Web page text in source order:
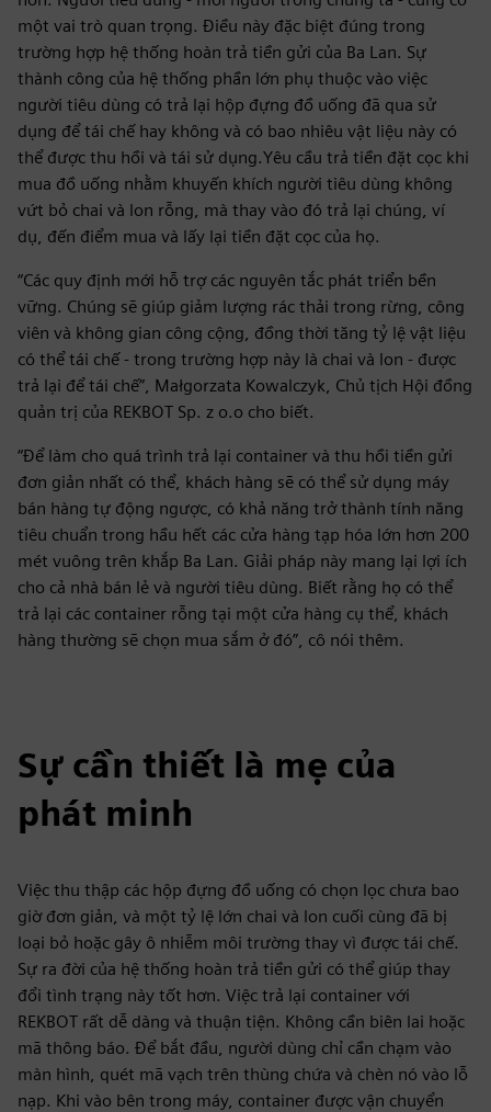
một vai trò quan trọng. Điều này đặc biệt đúng trong
trường hợp hệ thống hoàn trả tiền gửi của Ba Lan. Sự
thành công của hệ thống phần lớn phụ thuộc vào việc
người tiêu dùng có trả lại hộp đựng đồ uống đã qua sử
dụng để tái chế hay không và có bao nhiêu vật liệu này có
thể được thu hồi và tái sử dụng.Yêu cầu trả tiền đặt cọc khi
mua đồ uống nhằm khuyến khích người tiêu dùng không
vứt bỏ chai và lon rỗng, mà thay vào đó trả lại chúng, ví
dụ, đến điểm mua và lấy lại tiền đặt cọc của họ.
“Các quy định mới hỗ trợ các nguyên tắc phát triển bền
vững. Chúng sẽ giúp giảm lượng rác thải trong rừng, công
viên và không gian công cộng, đồng thời tăng tỷ lệ vật liệu
có thể tái chế - trong trường hợp này là chai và lon - được
trả lại để tái chế”, Małgorzata Kowalczyk, Chủ tịch Hội đồng
quản trị của REKBOT Sp. z o.o cho biết.
“Để làm cho quá trình trả lại container và thu hồi tiền gửi
đơn giản nhất có thể, khách hàng sẽ có thể sử dụng máy
bán hàng tự động ngược, có khả năng trở thành tính năng
tiêu chuẩn trong hầu hết các cửa hàng tạp hóa lớn hơn 200
mét vuông trên khắp Ba Lan. Giải pháp này mang lại lợi ích
cho cả nhà bán lẻ và người tiêu dùng. Biết rằng họ có thể
trả lại các container rỗng tại một cửa hàng cụ thể, khách
hàng thường sẽ chọn mua sắm ở đó”, cô nói thêm.
Sự cần thiết là mẹ của
phát minh
Việc thu thập các hộp đựng đồ uống có chọn lọc chưa bao
giờ đơn giản, và một tỷ lệ lớn chai và lon cuối cùng đã bị
loại bỏ hoặc gây ô nhiễm môi trường thay vì được tái chế.
Sự ra đời của hệ thống hoàn trả tiền gửi có thể giúp thay
đổi tình trạng này tốt hơn. Việc trả lại container với
REKBOT rất dễ dàng và thuận tiện. Không cần biên lai hoặc
mã thông báo. Để bắt đầu, người dùng chỉ cần chạm vào
màn hình, quét mã vạch trên thùng chứa và chèn nó vào lỗ
nạp. Khi vào bên trong máy, container được vận chuyển